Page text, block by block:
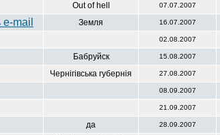
Out of hell 07.07.2007
Земля 16.07.2007
02.08.2007
Бабруйск 15.08.2007
Чернігівська губернія 27.08.2007
08.09.2007
21.09.2007
да 28.09.2007